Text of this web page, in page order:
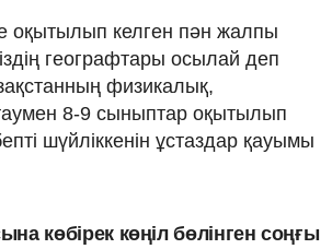
оқытылып келген пән жалпы
географтары осылай деп
физикалық,
8-9 сыныптар оқытылып
шүйліккенін ұстаздар қауымы
көбірек көңіл бөлінген соңғы